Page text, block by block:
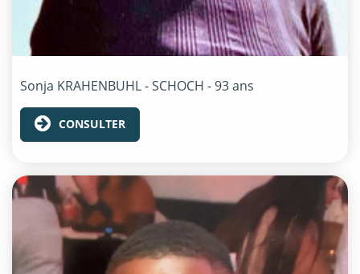
Sonja KRAHENBUHL - SCHOCH - 93 ans
CONSULTER